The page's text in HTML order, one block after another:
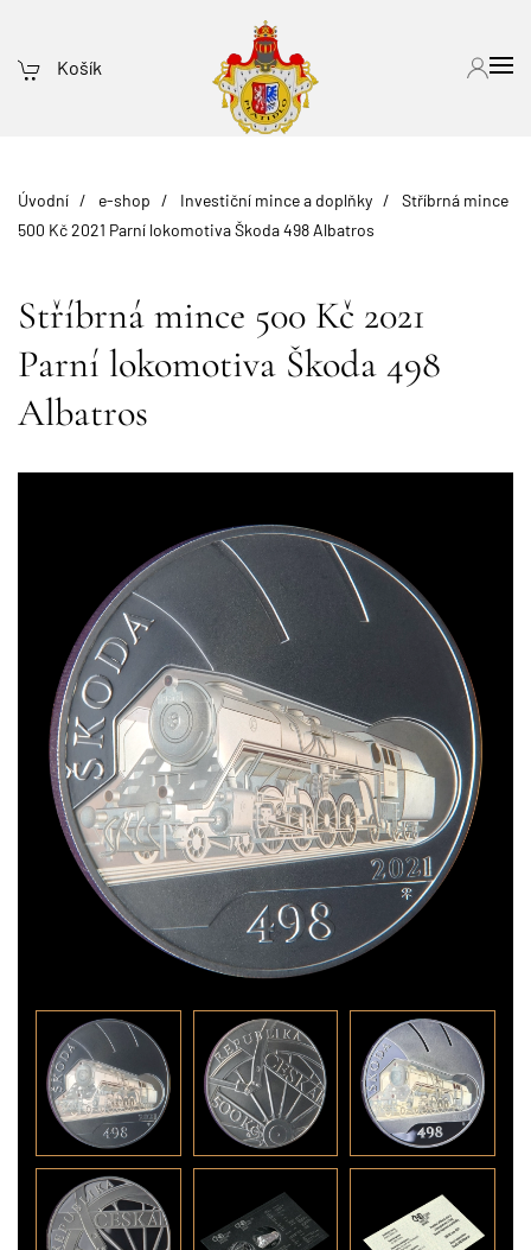
Košík
Úvodní e-shop Investiční mince a doplňky
Stříbrná mince
500 Kč 2021 Parní lokomotiva Škoda 498 Albatros
Stříbrná mince 500 Kč 2021
Parní lokomotiva Škoda 498
Albatros